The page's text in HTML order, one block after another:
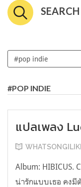
SEARCH
#POP INDIE
แปลเพลง
Album: HIBICUS.
น่ารักแบบเธอ คงมี